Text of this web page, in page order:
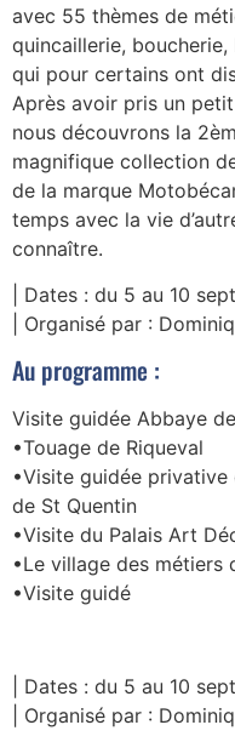
avec 55 thèmes de
quincaillerie,
qui pour certains ont
Après avoir pris un petit
nous découvrons la
magnifique collection
de la marque
temps avec la vie
connaître.
| Dates : du 5 au 10
| Organisé par :
Au programme :
Visite guidée Abbaye
•Touage de Riqueval
•Visite guidée
de St Quentin
•Visite du Palais Art
•Le village des métiers
•Visite guidé
| Dates : du 5 au 10
| Organisé par :